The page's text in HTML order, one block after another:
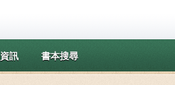
訊 書本搜尋